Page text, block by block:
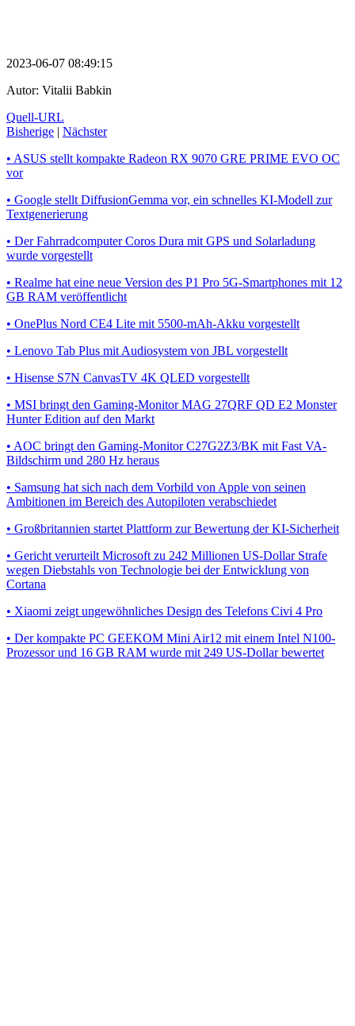
2023-06-07 08:49:15
Autor: Vitalii Babkin
Quell-URL
Bisherige | Nächster
• ASUS stellt kompakte Radeon RX 9070 GRE PRIME EVO OC
vor
• Google stellt DiffusionGemma vor, ein schnelles KI-Modell zur
Textgenerierung
• Der Fahrradcomputer Coros Dura mit GPS und Solarladung
wurde vorgestellt
• Realme hat eine neue Version des P1 Pro 5G-Smartphones mit 12
GB RAM veröffentlicht
• OnePlus Nord CE4 Lite mit 5500-mAh-Akku vorgestellt
• Lenovo Tab Plus mit Audiosystem von JBL vorgestellt
• Hisense S7N CanvasTV 4K QLED vorgestellt
• MSI bringt den Gaming-Monitor MAG 27QRF QD E2 Monster
Hunter Edition auf den Markt
• AOC bringt den Gaming-Monitor C27G2Z3/BK mit Fast VA-
Bildschirm und 280 Hz heraus
• Samsung hat sich nach dem Vorbild von Apple von seinen
Ambitionen im Bereich des Autopiloten verabschiedet
• Großbritannien startet Plattform zur Bewertung der KI-Sicherheit
• Gericht verurteilt Microsoft zu 242 Millionen US-Dollar Strafe
wegen Diebstahls von Technologie bei der Entwicklung von
Cortana
• Xiaomi zeigt ungewöhnliches Design des Telefons Civi 4 Pro
• Der kompakte PC GEEKOM Mini Air12 mit einem Intel N100-
Prozessor und 16 GB RAM wurde mit 249 US-Dollar bewertet